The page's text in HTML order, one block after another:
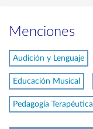
Menciones
Audición y Lenguaje
Educación Musical
Pedagogía Terapéutica